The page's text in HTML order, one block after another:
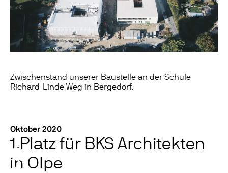
Zwischenstand unserer Baustelle an der Schule
Richard-Linde Weg in Bergedorf.
Oktober 2020
1.Platz für BKS Architekten
in Olpe